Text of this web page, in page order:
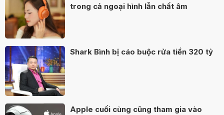
trong cả ngoại hình lẫn chất âm
Shark Bình bị cáo buộc rửa tiền 320 tỷ
Apple cuối cùng cũng tham gia vào